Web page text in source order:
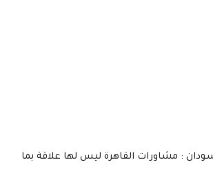
: مشاورات القاهرة ليس لها علاقة بما